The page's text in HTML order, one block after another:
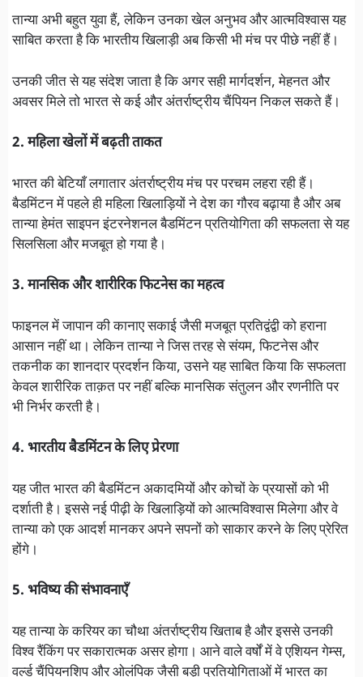
तान्या अभी बहुत युवा हैं, लेकिन उनका खेल अनुभव और आत्मविश्वास यह
साबित करता है कि भारतीय खिलाड़ी अब किसी भी मंच पर पीछे नहीं हैं।
उनकी जीत से यह संदेश जाता है कि अगर सही मार्गदर्शन, मेहनत और
अवसर मिले तो भारत से कई और अंतर्राष्ट्रीय चैंपियन निकल सकते हैं।
2. महिला खेलों में बढ़ती ताकत
भारत की बेटियाँ लगातार अंतर्राष्ट्रीय मंच पर परचम लहरा रही हैं।
बैडमिंटन में पहले ही महिला खिलाड़ियों ने देश का गौरव बढ़ाया है और अब
तान्या हेमंत साइपन इंटरनेशनल बैडमिंटन प्रतियोगिता की सफलता से यह
सिलसिला और मजबूत हो गया है।
3. मानसिक और शारीरिक फिटनेस का महत्व
फाइनल में जापान की कानाए सकाई जैसी मजबूत प्रतिद्वंद्वी को हराना
आसान नहीं था। लेकिन तान्या ने जिस तरह से संयम, फिटनेस और
तकनीक का शानदार प्रदर्शन किया, उसने यह साबित किया कि सफलता
केवल शारीरिक ताक़त पर नहीं बल्कि मानसिक संतुलन और रणनीति पर
भी निर्भर करती है।
4. भारतीय बैडमिंटन के लिए प्रेरणा
यह जीत भारत की बैडमिंटन अकादमियों और कोचों के प्रयासों को भी
दर्शाती है। इससे नई पीढ़ी के खिलाड़ियों को आत्मविश्वास मिलेगा और वे
तान्या को एक आदर्श मानकर अपने सपनों को साकार करने के लिए प्रेरित
होंगे।
5. भविष्य की संभावनाएँ
यह तान्या के करियर का चौथा अंतर्राष्ट्रीय खिताब है और इससे उनकी
विश्व रैंकिंग पर सकारात्मक असर होगा। आने वाले वर्षों में वे एशियन गेम्स,
वर्ल्ड चैंपियनशिप और ओलंपिक जैसी बड़ी प्रतियोगिताओं में भारत का